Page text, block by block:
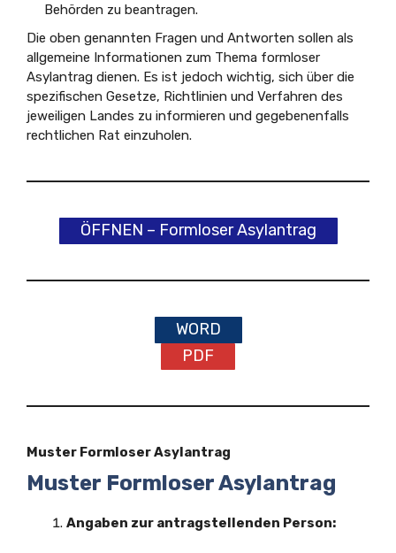
Behörden zu beantragen.
Die oben genannten Fragen und Antworten sollen als
allgemeine Informationen zum Thema formloser
Asylantrag dienen. Es ist jedoch wichtig, sich über die
spezifischen Gesetze, Richtlinien und Verfahren des
jeweiligen Landes zu informieren und gegebenenfalls
rechtlichen Rat einzuholen.
ÖFFNEN – Formloser Asylantrag
WORD
PDF
Muster Formloser Asylantrag
Muster Formloser Asylantrag
Angaben zur antragstellenden Person: